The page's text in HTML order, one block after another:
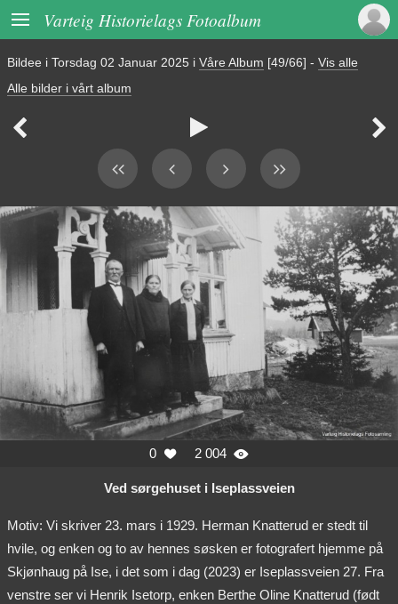
 Varteig Historielags Fotoalbum
Bildee i Torsdag 02 Januar 2025 i Våre Album [49/66] - Vis alle
Alle bilder i vårt album
  
0  2 004 
Ved sørgehuset i Iseplassveien
Motiv: Vi skriver 23. mars i 1929. Herman Knatterud er stedt til
hvile, og enken og to av hennes søsken er fotografert hjemme på
Skjønhaug på Ise, i det som i dag (2023) er Iseplassveien 27. Fra
venstre ser vi Henrik Isetorp, enken Berthe Oline Knatterud (født